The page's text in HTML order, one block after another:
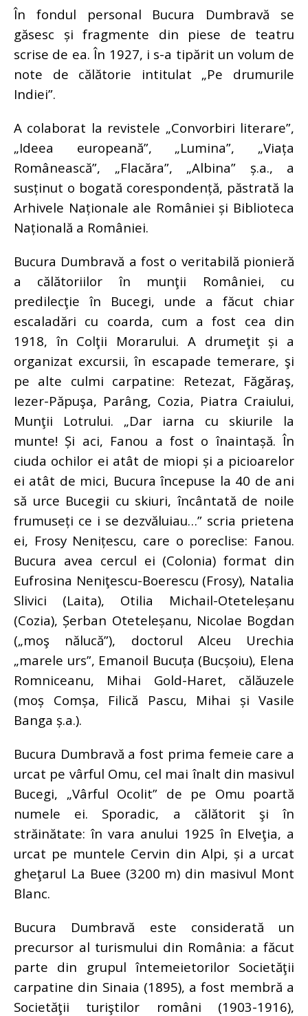
În fondul personal Bucura Dumbravă se
găsesc și fragmente din piese de teatru
scrise de ea. În 1927, i s-a tipărit un volum de
note de călătorie intitulat „Pe drumurile
Indiei”.
A colaborat la revistele „Convorbiri literare”,
„Ideea europeană”, „Lumina”, „Viața
Românească”, „Flacăra”, „Albina” ș.a., a
susținut o bogată corespondență, păstrată la
Arhivele Naționale ale României și Biblioteca
Națională a României.
Bucura Dumbravă a fost o veritabilă pionieră
a călătoriilor în munţii României, cu
predilecţie în Bucegi, unde a făcut chiar
escaladări cu coarda, cum a fost cea din
1918, în Colţii Morarului. A drumeţit și a
organizat excursii, în escapade temerare, şi
pe alte culmi carpatine: Retezat, Făgăraş,
Iezer-Păpuşa, Parâng, Cozia, Piatra Craiului,
Munţii Lotrului. „Dar iarna cu skiurile la
munte! Și aci, Fanou a fost o înaintașă. În
ciuda ochilor ei atât de miopi și a picioarelor
ei atât de mici, Bucura începuse la 40 de ani
să urce Bucegii cu skiuri, încântată de noile
frumuseți ce i se dezvăluiau…” scria prietena
ei, Frosy Nenițescu, care o poreclise: Fanou.
Bucura avea cercul ei (Colonia) format din
Eufrosina Neniţescu-Boerescu (Frosy), Natalia
Slivici (Laita), Otilia Michail-Oteteleșanu
(Cozia), Șerban Oteteleșanu, Nicolae Bogdan
(„moş nălucă”), doctorul Alceu Urechia
„marele urs”, Emanoil Bucuța (Bucșoiu), Elena
Romniceanu, Mihai Gold-Haret, călăuzele
(moș Comșa, Filică Pascu, Mihai și Vasile
Banga ș.a.).
Bucura Dumbravă a fost prima femeie care a
urcat pe vârful Omu, cel mai înalt din masivul
Bucegi, „Vârful Ocolit” de pe Omu poartă
numele ei. Sporadic, a călătorit şi în
străinătate: în vara anului 1925 în Elveţia, a
urcat pe muntele Cervin din Alpi, și a urcat
gheţarul La Buee (3200 m) din masivul Mont
Blanc.
Bucura Dumbravă este considerată un
precursor al turismului din România: a făcut
parte din grupul întemeietorilor Societăţii
carpatine din Sinaia (1895), a fost membră a
Societăţii turiştilor români (1903-1916),